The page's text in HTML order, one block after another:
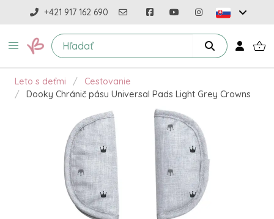
+421 917 162 690
Leto s deťmi
Cestovanie
Dooky Chránič pásu Universal Pads Light Grey Crowns